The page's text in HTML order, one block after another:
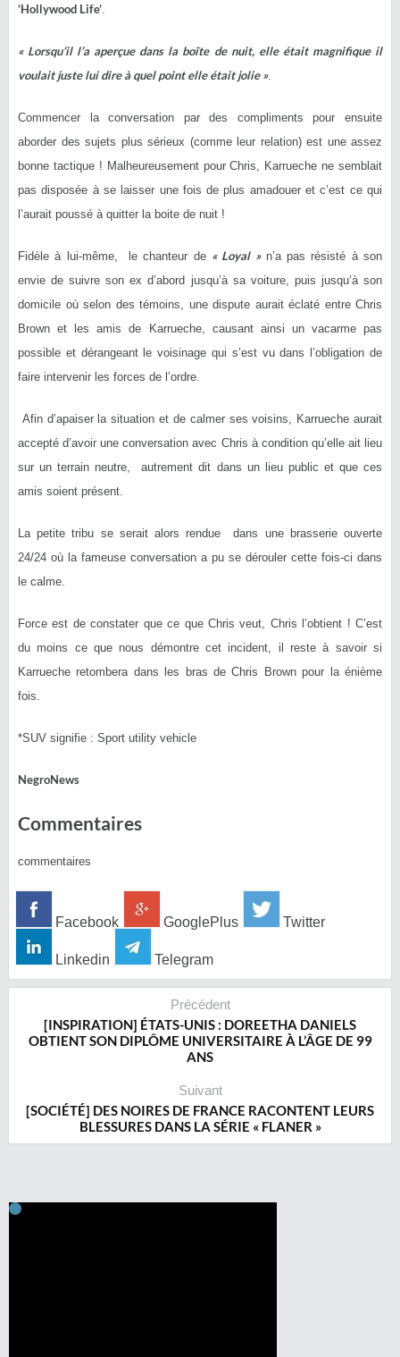
‘Hollywood Life’.
« Lorsqu’il l’a aperçue dans la boîte de nuit, elle était magnifique il
voulait juste lui dire à quel point elle était jolie ».
Commencer la conversation par des compliments pour ensuite
aborder des sujets plus sérieux (comme leur relation) est une assez
bonne tactique ! Malheureusement pour Chris, Karrueche ne semblait
pas disposée à se laisser une fois de plus amadouer et c’est ce qui
l’aurait poussé à quitter la boite de nuit !
Fidèle à lui-même, le chanteur de « Loyal »n’a pas résisté à son
envie de suivre son ex d’abord jusqu’à sa voiture, puis jusqu’à son
domicile où selon des témoins, une dispute aurait éclaté entre Chris
Brown et les amis de Karrueche, causant ainsi un vacarme pas
possible et dérangeant le voisinage qui s’est vu dans l’obligation de
faire intervenir les forces de l’ordre.
Afin d’apaiser la situation et de calmer ses voisins, Karrueche aurait
accepté d’avoir une conversation avec Chris à condition qu’elle ait lieu
sur un terrain neutre, autrement dit dans un lieu public et que ces
amis soient présent.
La petite tribu se serait alors rendue dans une brasserie ouverte
24/24 où la fameuse conversation a pu se dérouler cette fois-ci dans
le calme.
Force est de constater que ce que Chris veut, Chris l’obtient ! C’est
du moins ce que nous démontre cet incident, il reste à savoir si
Karrueche retombera dans les bras de Chris Brown pour la énième
fois.
*SUV signifie : Sport utility vehicle
NegroNews
Commentaires
commentaires
Facebook GooglePlus Twitter
Linkedin Telegram
Précédent
[INSPIRATION] ÉTATS-UNIS : DOREETHA DANIELS
OBTIENT SON DIPLÔME UNIVERSITAIRE À L’ÂGE DE 99
ANS
Suivant
[SOCIÉTÉ] DES NOIRES DE FRANCE RACONTENT LEURS
BLESSURES DANS LA SÉRIE « FLANER »